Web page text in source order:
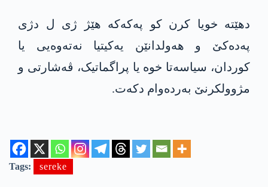
دهێته‌ خویا کرن کو په‌كه‌كە هێژ ژی ل دژی
په‌ده‌كێ و هەولدانێن یەکیتیا نەتەوەیی یا
کوردان، سیاسەتا خوە یا پراگماتیک، ڤەشارتی و
مژوولکرنێ بەردەوام دکەت.
Tags: sereke